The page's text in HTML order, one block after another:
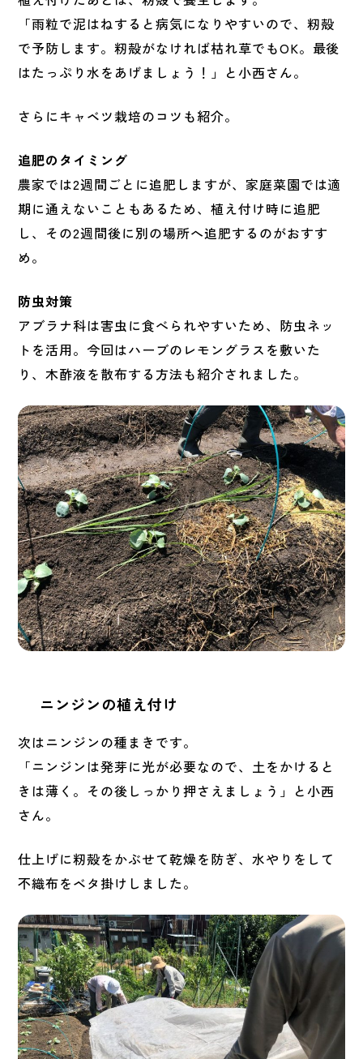
「雨粒で泥はねすると病気になりやすいので、籾殻
で予防します。籾殻がなければ枯れ草でもOK。最後
はたっぷり水をあげましょう！」と小西さん。
さらにキャベツ栽培のコツも紹介。
追肥のタイミング
農家では2週間ごとに追肥しますが、家庭菜園では適
期に通えないこともあるため、植え付け時に追肥
し、その2週間後に別の場所へ追肥するのがおすす
め。
防虫対策
アブラナ科は害虫に食べられやすいため、防虫ネッ
トを活用。今回はハーブのレモングラスを敷いた
り、木酢液を散布する方法も紹介されました。
ニンジンの植え付け
次はニンジンの種まきです。
「ニンジンは発芽に光が必要なので、土をかけると
きは薄く。その後しっかり押さえましょう」と小西
さん。
仕上げに籾殻をかぶせて乾燥を防ぎ、水やりをして
不織布をベタ掛けしました。